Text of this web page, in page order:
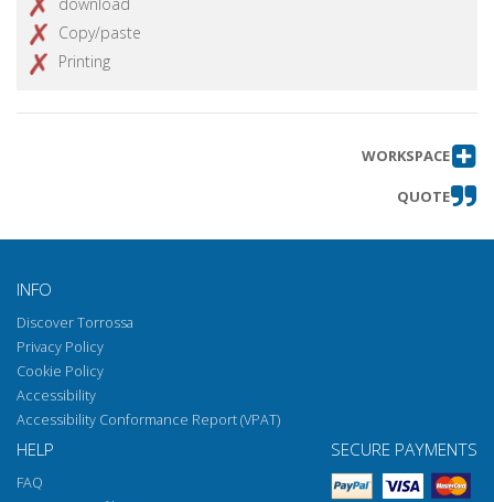
Copy/paste
Printing
WORKSPACE
QUOTE
INFO
Discover Torrossa
Privacy Policy
Cookie Policy
Accessibility
Accessibility Conformance Report (VPAT)
HELP
FAQ
SECURE PAYMENTS